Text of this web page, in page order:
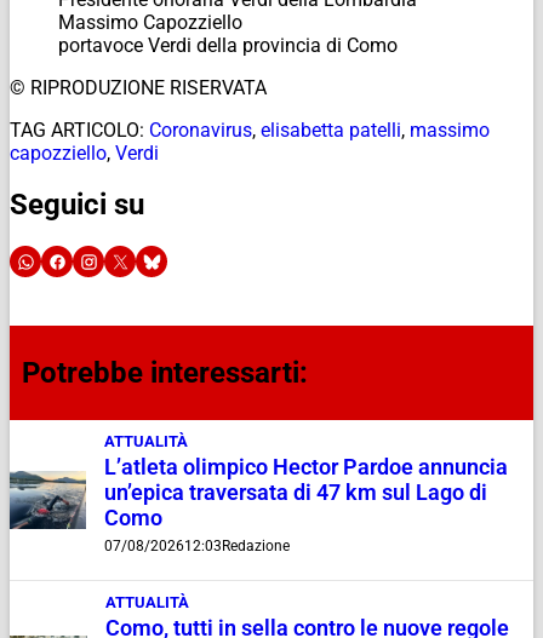
Massimo Capozziello
portavoce Verdi della provincia di Como
© RIPRODUZIONE RISERVATA
TAG ARTICOLO: Coronavirus, elisabetta patelli, massimo
capozziello, Verdi
Seguici su
Potrebbe interessarti:
ATTUALITÀ
L’atleta olimpico Hector Pardoe annuncia
un’epica traversata di 47 km sul Lago di
Como
07/08/202612:03 Redazione
ATTUALITÀ
Como, tutti in sella contro le nuove regole